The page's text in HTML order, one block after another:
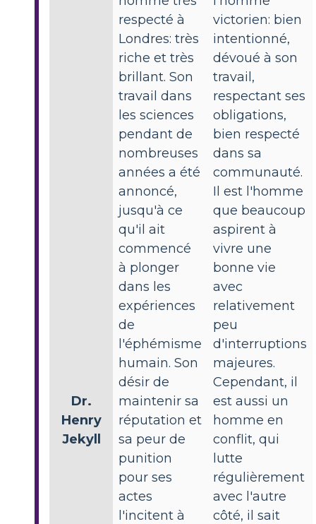
Dr.
Henry
Jekyll
respecté à
Londres: très
riche et très
brillant. Son
travail dans
les sciences
pendant de
nombreuses
années a été
annoncé,
jusqu'à ce
qu'il ait
commencé
à plonger
dans les
expériences
de
l'éphémisme
humain. Son
désir de
maintenir sa
réputation et
sa peur de
punition
pour ses
actes
l'incitent à
victorien: bien
intentionné,
dévoué à son
travail,
respectant ses
obligations,
bien respecté
dans sa
communauté.
Il est l'homme
que beaucoup
aspirent à
vivre une
bonne vie
avec
relativement
peu
d'interruptions
majeures.
Cependant, il
est aussi un
homme en
conflit, qui
lutte
régulièrement
avec l'autre
côté, il sait